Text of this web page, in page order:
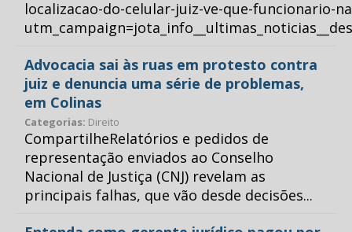
localizacao-do-celular-juiz-ve-que-funcionario-
Advocacia sai às ruas em protesto contra
juiz e denuncia uma série de problemas,
em Colinas
Categorias: Direito
CompartilheRelatórios e pedidos de
representação enviados ao Conselho
Nacional de Justiça (CNJ) revelam as
principais falhas, que vão desde decisões...